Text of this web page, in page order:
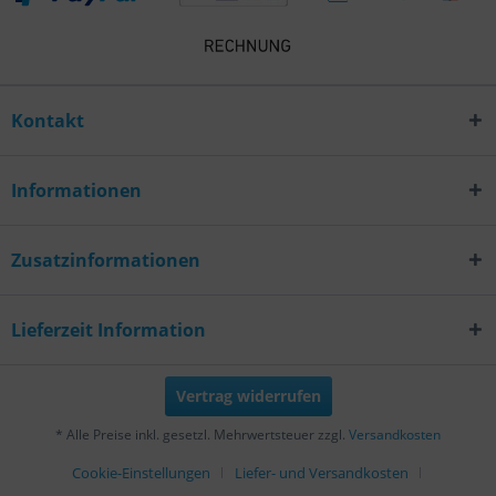
Kontakt
Informationen
Zusatzinformationen
Lieferzeit Information
Vertrag widerrufen
* Alle Preise inkl. gesetzl. Mehrwertsteuer zzgl. Versandkosten
Cookie-Einstellungen Liefer- und Versandkosten